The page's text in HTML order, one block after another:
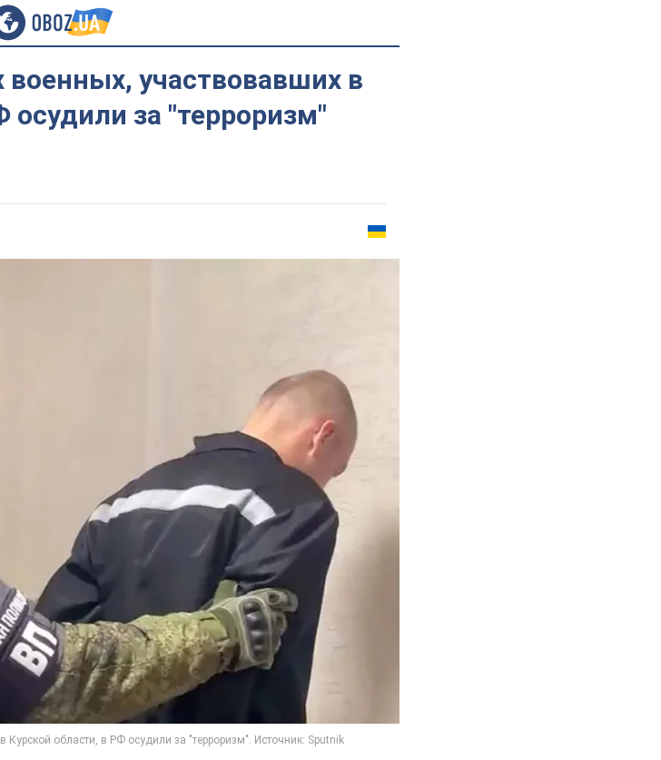
военных, участвовавших в
за "терроризм"